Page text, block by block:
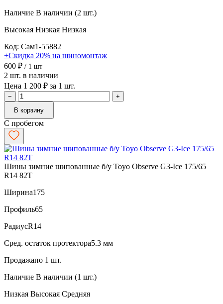
Наличие В наличии (2 шт.)
Высокая Низкая Низкая
Код: Сам1-55882
+Скидка 20% на шиномонтаж
600 ₽ / 1 шт
2 шт. в наличии
Цена 1 200 ₽ за 1 шт.
−
+
В корзину
С пробегом
Шины зимние шипованные б/у Toyo Observe G3-Ice 175/65
R14 82T
Ширина175
Профиль65
РадиусR14
Сред. остаток протектора5.3 мм
Продажапо 1 шт.
Наличие В наличии (1 шт.)
Низкая Высокая Средняя